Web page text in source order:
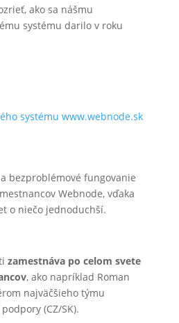
ako sa nášmu
systému darilo v roku
bezproblémové fungovanie
Webnode, vďaka
o niečo jednoduchší.
zamestnáva po celom svete
, ako napríklad Roman
najväčšieho týmu
(CZ/SK).